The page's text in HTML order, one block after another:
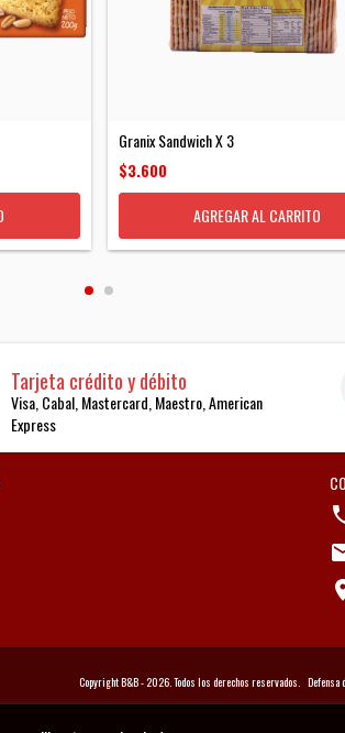
Granix Sandwich X 3
$3.600
Tarjeta crédito y débito
Visa, Cabal, Mastercard, Maestro, American
Express
Copyright B&B - 2026. Todos los derechos reservados. Defensa